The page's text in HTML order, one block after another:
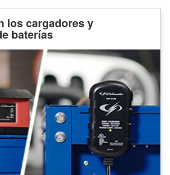
los cargadores y
baterías